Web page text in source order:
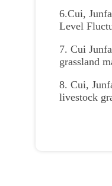
6.Cui,
Level
7. Cui
grassland
8. Cui,
livestock